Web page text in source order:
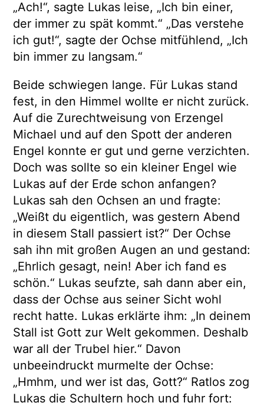
„Ach!“, sagte Lukas leise, „Ich bin einer,
der immer zu spät kommt.“ „Das verstehe
ich gut!“, sagte der Ochse mitfühlend, „Ich
bin immer zu langsam.“
Beide schwiegen lange. Für Lukas stand
fest, in den Himmel wollte er nicht zurück.
Auf die Zurechtweisung von Erzengel
Michael und auf den Spott der anderen
Engel konnte er gut und gerne verzichten.
Doch was sollte so ein kleiner Engel wie
Lukas auf der Erde schon anfangen?
Lukas sah den Ochsen an und fragte:
„Weißt du eigentlich, was gestern Abend
in diesem Stall passiert ist?“ Der Ochse
sah ihn mit großen Augen an und gestand:
„Ehrlich gesagt, nein! Aber ich fand es
schön.“ Lukas seufzte, sah dann aber ein,
dass der Ochse aus seiner Sicht wohl
recht hatte. Lukas erklärte ihm: „In deinem
Stall ist Gott zur Welt gekommen. Deshalb
war all der Trubel hier.“ Davon
unbeeindruckt murmelte der Ochse:
„Hmhm, und wer ist das, Gott?“ Ratlos zog
Lukas die Schultern hoch und fuhr fort: